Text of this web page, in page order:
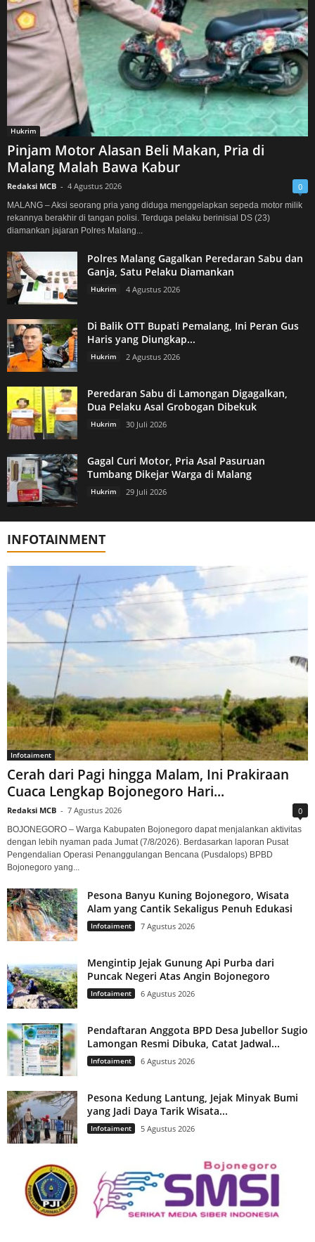
Hukrim
Pinjam Motor Alasan Beli Makan, Pria di
Malang Malah Bawa Kabur
Redaksi MCB - 4 Agustus 2026 0
MALANG – Aksi seorang pria yang diduga menggelapkan sepeda motor milik
rekannya berakhir di tangan polisi. Terduga pelaku berinisial DS (23)
diamankan jajaran Polres Malang...
Polres Malang Gagalkan Peredaran Sabu dan
Ganja, Satu Pelaku Diamankan
Hukrim 4 Agustus 2026
Di Balik OTT Bupati Pemalang, Ini Peran Gus
Haris yang Diungkap...
Hukrim 2 Agustus 2026
Peredaran Sabu di Lamongan Digagalkan,
Dua Pelaku Asal Grobogan Dibekuk
Hukrim 30 Juli 2026
Gagal Curi Motor, Pria Asal Pasuruan
Tumbang Dikejar Warga di Malang
Hukrim 29 Juli 2026
INFOTAINMENT
Infotaiment
Cerah dari Pagi hingga Malam, Ini Prakiraan
Cuaca Lengkap Bojonegoro Hari...
Redaksi MCB - 7 Agustus 2026 0
BOJONEGORO – Warga Kabupaten Bojonegoro dapat menjalankan aktivitas
dengan lebih nyaman pada Jumat (7/8/2026). Berdasarkan laporan Pusat
Pengendalian Operasi Penanggulangan Bencana (Pusdalops) BPBD
Bojonegoro yang...
Pesona Banyu Kuning Bojonegoro, Wisata
Alam yang Cantik Sekaligus Penuh Edukasi
Infotaiment 7 Agustus 2026
Mengintip Jejak Gunung Api Purba dari
Puncak Negeri Atas Angin Bojonegoro
Infotaiment 6 Agustus 2026
Pendaftaran Anggota BPD Desa Jubellor Sugio
Lamongan Resmi Dibuka, Catat Jadwal...
Infotaiment 6 Agustus 2026
Pesona Kedung Lantung, Jejak Minyak Bumi
yang Jadi Daya Tarik Wisata...
Infotaiment 5 Agustus 2026